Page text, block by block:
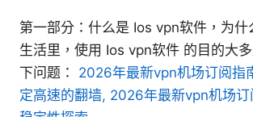
第一部分：什么是 Ios vpn软件，为什
生活里，使用 Ios vpn软件 的目的大
下问题： 2026年最新vpn机场订阅指
定高速的翻墙, 2026年最新vpn机场